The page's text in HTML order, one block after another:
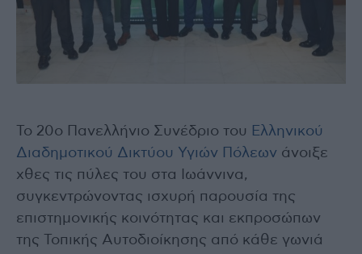
Το 20ο Πανελλήνιο Συνέδριο του Ελληνικού
Διαδημοτικού Δικτύου Υγιών Πόλεων άνοιξε
χθες τις πύλες του στα Ιωάννινα,
συγκεντρώνοντας ισχυρή παρουσία της
επιστημονικής κοινότητας και εκπροσώπων
της Τοπικής Αυτοδιοίκησης από κάθε γωνιά